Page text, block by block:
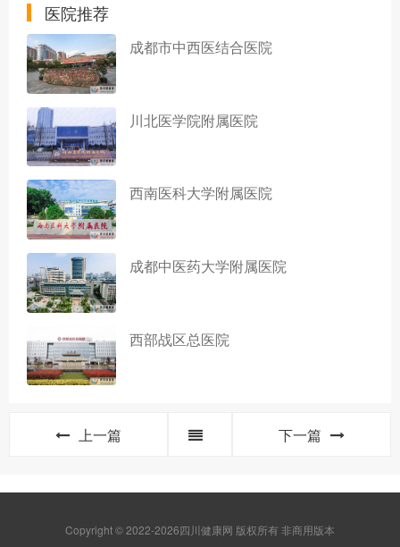
医院推荐
成都市中西医结合医院
川北医学院附属医院
西南医科大学附属医院
成都中医药大学附属医院
西部战区总医院
上一篇 下一篇
Copyright © 2022-2026四川健康网 版权所有 非商用版本